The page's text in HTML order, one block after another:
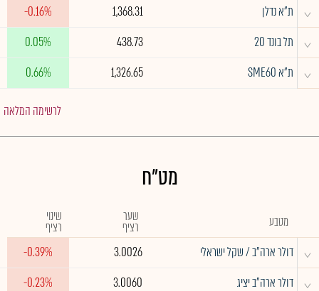
^ ת"א נדלן 1,368.31
-0.16%
^ תל בונד 20 438.73
0.05%
^ ת"א SME60 1,326.65
0.66%
לרשימה המלאה
מט"ח
מטבע שער
רציף
שינוי
רציף
^ דולר ארה"ב / שקל ישראלי 3.0026
-0.39%
^ דולר ארה"ב יציג 3.0060
-0.23%